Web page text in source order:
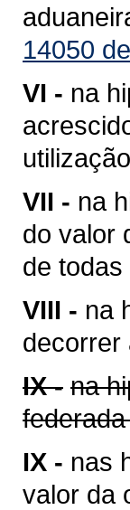
14050
VI - na
VII - na
do valor
de
VIII - na
decorrer
IX - na
IX - nas
valor da